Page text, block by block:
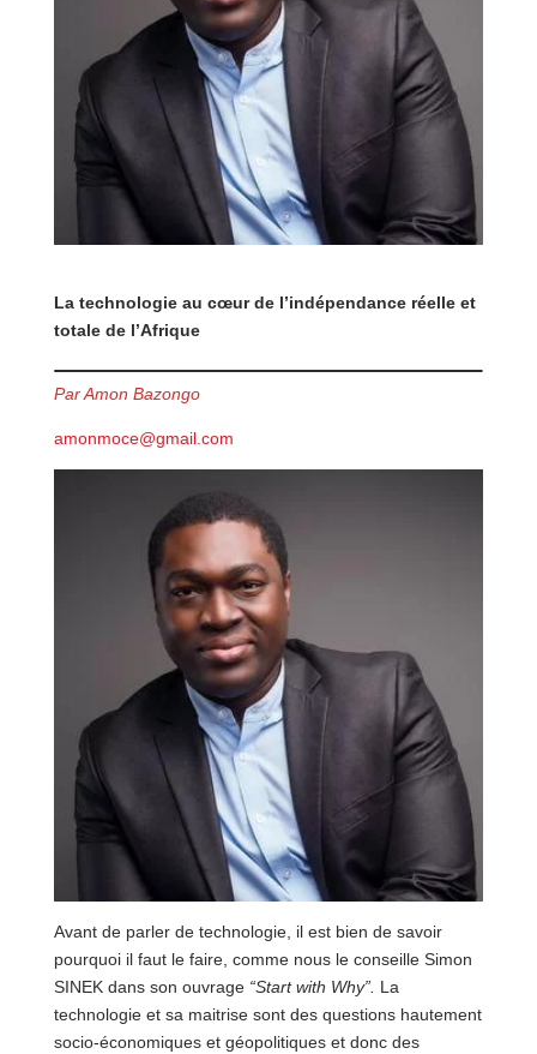
La technologie au cœur de l’indépendance réelle et
totale de l’Afrique
Par Amon Bazongo
amonmoce@gmail.com
Avant de parler de technologie, il est bien de savoir
pourquoi il faut le faire, comme nous le conseille Simon
SINEK dans son ouvrage “Start with Why”. La
technologie et sa maitrise sont des questions hautement
socio-économiques et géopolitiques et donc des